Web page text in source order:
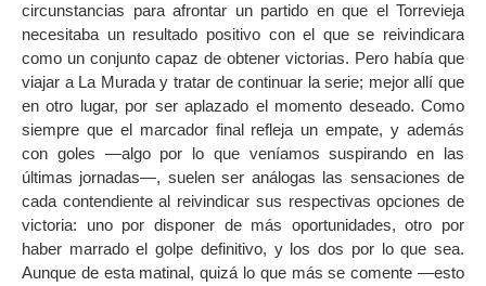
circunstancias para afrontar un partido en que el Torrevieja
necesitaba un resultado positivo con el que se reivindicara
como un conjunto capaz de obtener victorias. Pero había que
viajar a La Murada y tratar de continuar la serie; mejor allí que
en otro lugar, por ser aplazado el momento deseado. Como
siempre que el marcador final refleja un empate, y además
con goles —algo por lo que veníamos suspirando en las
últimas jornadas—, suelen ser análogas las sensaciones de
cada contendiente al reivindicar sus respectivas opciones de
victoria: uno por disponer de más oportunidades, otro por
haber marrado el golpe definitivo, y los dos por lo que sea.
Aunque de esta matinal, quizá lo que más se comente —esto